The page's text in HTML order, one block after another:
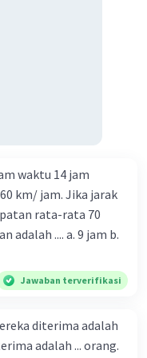
waktu 14 jam
km/ jam. Jika jarak
rata-rata 70
.... a. 9 jam b.
Jawaban terverifikasi
diterima adalah
adalah ... orang.